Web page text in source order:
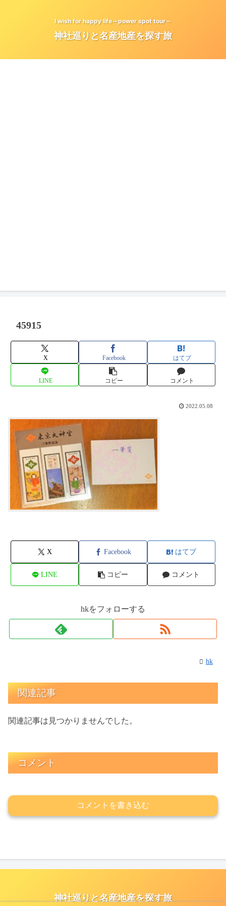
I wish for happy life～power spot tour～
神社巡りと名産地産を探す旅
45915
X Facebook はてブ
LINE コピー コメント
2022.05.08
X Facebook はてブ
LINE コピー コメント
hkをフォローする
hk
関連記事
関連記事は見つかりませんでした。
コメント
コメントを書き込む
神社巡りと名産地産を探す旅